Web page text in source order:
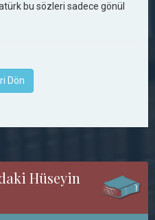
bu sözleri sadece gönül
Dön
Hüseyin